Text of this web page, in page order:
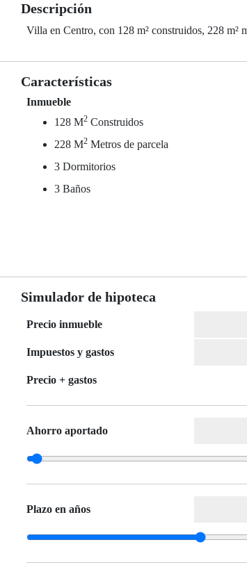
Descripción
Villa en Centro, con 128 m² construidos, 228 m²
Características
Inmueble
128 M2 Construidos
228 M2 Metros de parcela
3 Dormitorios
3 Baños
Simulador de hipoteca
Precio inmueble
Impuestos y gastos
Precio + gastos
Ahorro aportado
Plazo en años